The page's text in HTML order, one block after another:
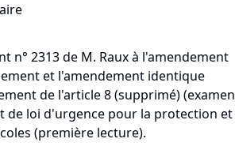
n° 2313 de M. Raux à l'amendement
et l'amendement identique
de l'article 8 (supprimé) (examen
de loi d'urgence pour la protection et
(première lecture).